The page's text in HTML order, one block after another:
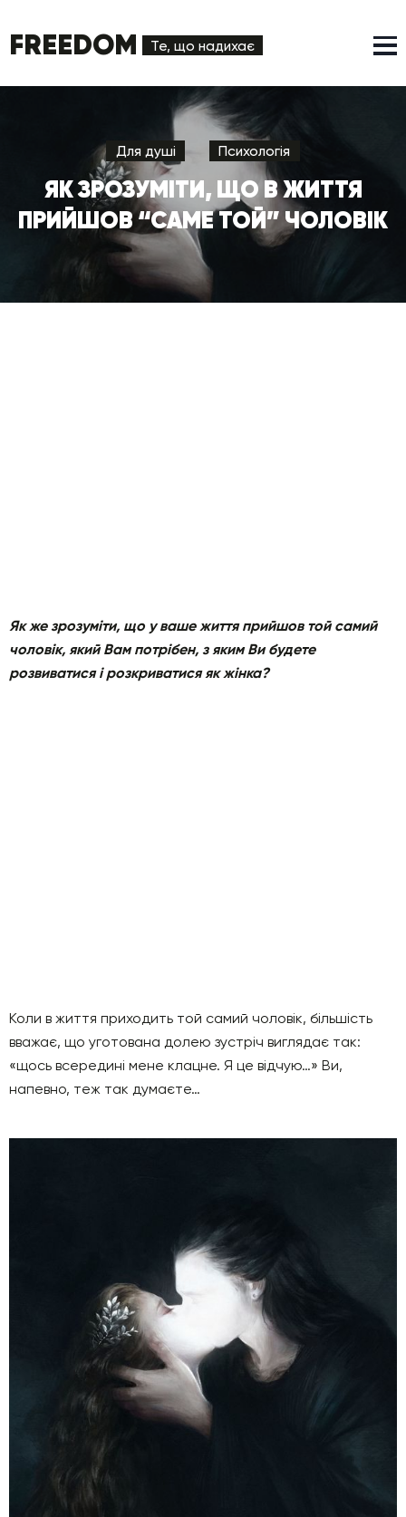
FREEDOM Те, що надихає
Для душі Психологія
ЯК ЗРОЗУМІТИ, ЩО В ЖИТТЯ
ПРИЙШОВ “САМЕ ТОЙ” ЧОЛОВІК
Як же зрозуміти, що у ваше життя прийшов той самий
чоловік, який Вам потрібен, з яким Ви будете
розвиватися і розкриватися як жінка?
Коли в життя приходить той самий чоловік, більшість
вважає, що уготована долею зустріч виглядає так:
«щось всередині мене клацне. Я це відчую…» Ви,
напевно, теж так думаєте…